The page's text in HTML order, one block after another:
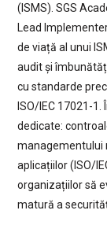
(ISMS). SGS
Lead
de viață al unui
audit și
cu standarde
ISO/IEC 17021-
dedicate:
managementului
aplicațiilor (ISO/
organizațiilor să
matură a